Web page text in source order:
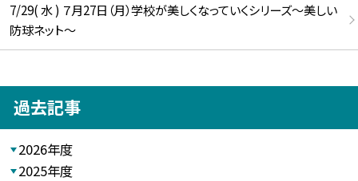
7/29( 水 ) ７月27日（月）学校が美しくなっていくシリーズ～美しい
防球ネット～
過去記事
2026年度
2025年度